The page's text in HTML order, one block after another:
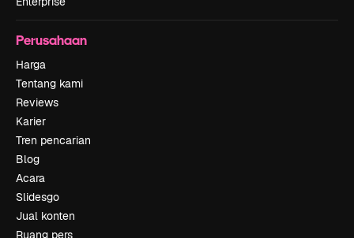
Perusahaan
Harga
Tentang kami
Reviews
Karier
Tren pencarian
Blog
Acara
Slidesgo
Jual konten
Ruang pers